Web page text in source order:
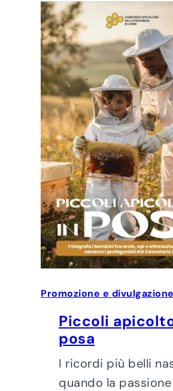
Promozione e divulgazione
Piccoli
posa
I ricordi più belli
quando la